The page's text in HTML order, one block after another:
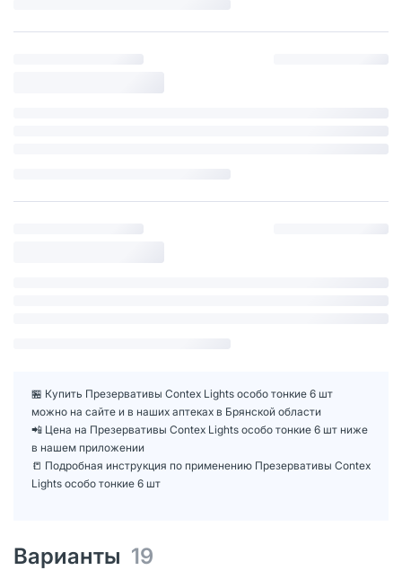
🏪 Купить Презервативы Contex Lights особо тонкие 6 шт
можно на сайте и в наших аптеках в Брянской области
📲 Цена на Презервативы Contex Lights особо тонкие 6 шт ниже
в нашем приложении
📒 Подробная инструкция по применению Презервативы Contex
Lights особо тонкие 6 шт
Варианты 19